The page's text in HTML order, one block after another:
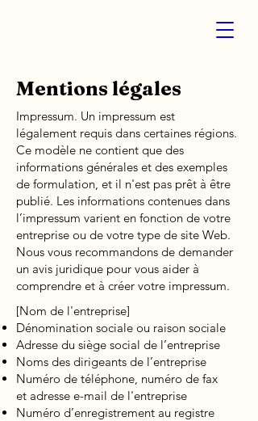
Mentions légales
Impressum. Un impressum est
légalement requis dans certaines régions.
Ce modèle ne contient que des
informations générales et des exemples
de formulation, et il n'est pas prêt à être
publié. Les informations contenues dans
l’impressum varient en fonction de votre
entreprise ou de votre type de site Web.
Nous vous recommandons de demander
un avis juridique pour vous aider à
comprendre et à créer votre impressum.
[Nom de l'entreprise]
Dénomination sociale ou raison sociale
Adresse du siège social de l’entreprise
Noms des dirigeants de l’entreprise
Numéro de téléphone, numéro de fax
et adresse e-mail de l'entreprise
Numéro d’enregistrement au registre